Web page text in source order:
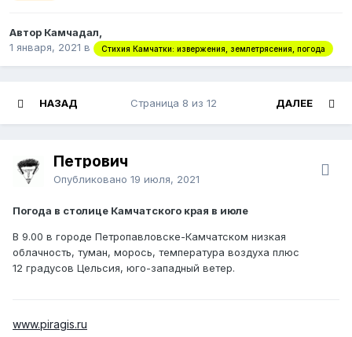
Автор Камчадал,
1 января, 2021 в Стихия Камчатки: извержения, землетрясения, погода
НАЗАД ДАЛЕЕ
Страница 8 из 12
Петрович
Опубликовано 19 июля, 2021
Погода в столице Камчатского края в июле
В 9.00 в городе Петропавловске-Камчатском низкая
облачность, туман, морось, температура воздуха плюс
12 градусов Цельсия, юго-западный ветер.
www.piragis.ru